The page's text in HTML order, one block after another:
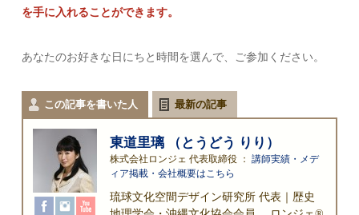
を手に入れることができます。
あなたのお好きな日にちと時間を選んで、ご参加ください。
この記事を書いた人 最新の記事
東道里璃 （とうどう りり）
株式会社ロンジェ 代表取締役 ：講師実績・メデ
ィア掲載・会社概要はこちら
琉球文化空間デザイン研究所 代表｜歴史